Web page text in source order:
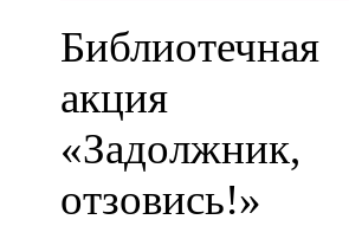
Библиотечная
акция
«Задолжник,
отзовись!»